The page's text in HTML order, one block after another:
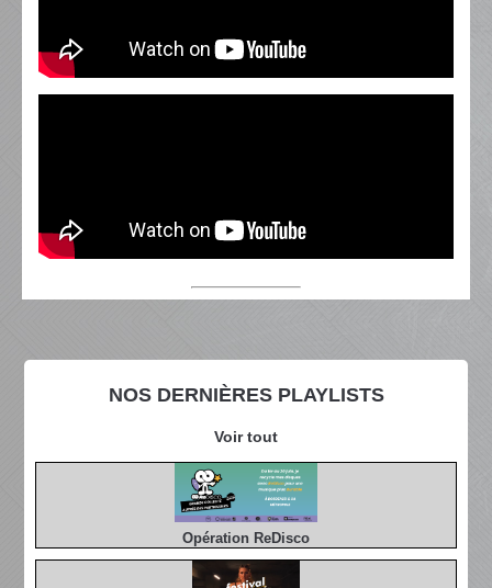
NOS DERNIÈRES PLAYLISTS
Voir tout
Opération ReDisco